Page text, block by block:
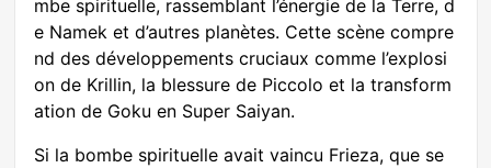
mbe spirituelle, rassemblant l’énergie de la Terre, d
e Namek et d’autres planètes. Cette scène compre
nd des développements cruciaux comme l’explosi
on de Krillin, la blessure de Piccolo et la transform
ation de Goku en Super Saiyan.
Si la bombe spirituelle avait vaincu Frieza, que se